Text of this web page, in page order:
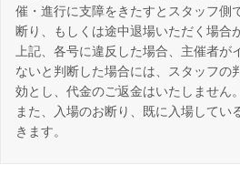
催・進行に支障をきたすとスタッフ側
断り、もしくは途中退場いただく場合
上記、各号に違反した場合、主催者が
ないと判断した場合には、スタッフの
効とし、代金のご返金はいたしません。
また、入場のお断り、既に入場してい
きます。